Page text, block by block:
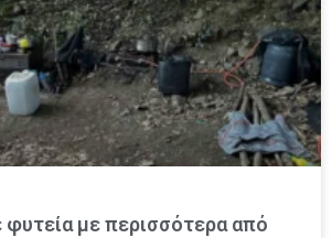
φυτεία με περισσότερα από